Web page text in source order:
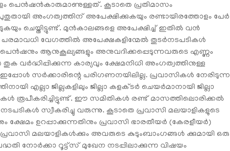
പെന്‍ഷന്‍കാരുമാണുള്ളത്. കൂടാതെ പ്രതിമാസം
അംഗത്വത്തിന് അപേക്ഷിക്കുകയും രണ്ടായിരത്തോളം പേര്‍
ചെയ്തിട്ടുണ്ട്. മുന്‍കാലങ്ങളെ അപേക്ഷിച്ച് ഇതില്‍ വന്‍
വേഗത്തില്‍ അപേക്ഷകളിന്മേല്‍ തുടര്‍നടപടികള്‍
പെന്‍ഷനും ആനുകൂല്യങ്ങളും അനുവദിക്കപ്പെടുന്നവരുടെ എണ്ണം
വര്‍ദ്ധിപ്പിക്കുന്ന കാര്യവും ക്ഷേമനിധി അംഗത്വത്തിനുള്ള
സര്‍ക്കാരിന്റെ പരിഗണനയിലില്ല. പ്രവാസികള്‍ നേരിടുന്ന
എല്ലാ ജില്ലകളിലും ജില്ലാ കളക്ടര്‍ ചെയര്‍മാനായി ജില്ലാ
രൂപീകരിച്ചിട്ടുണ്ട്. ഈ സമിതികള്‍ രണ്ട് മാസത്തിലൊരിക്കല്‍
സ്വീകരിച്ചു വരുന്നു. കൂടാതെ പ്രവാസി മലയാളികളുടെ
ഉറപ്പാക്കുന്നതിനും പ്രവാസി ഭാരതീയര്‍ (കേരളീയര്‍)
മലയാളികള്‍ക്കും അവരുടെ കുടുംബാംഗങ്ങള്‍ ക്കുമായി ഒരു
നോര്‍ക്കാ റൂട്ട്‌സ് മുഖേന നടപ്പിലാക്കുന്ന വിഷയം